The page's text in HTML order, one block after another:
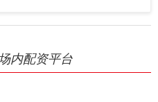
内配资平台